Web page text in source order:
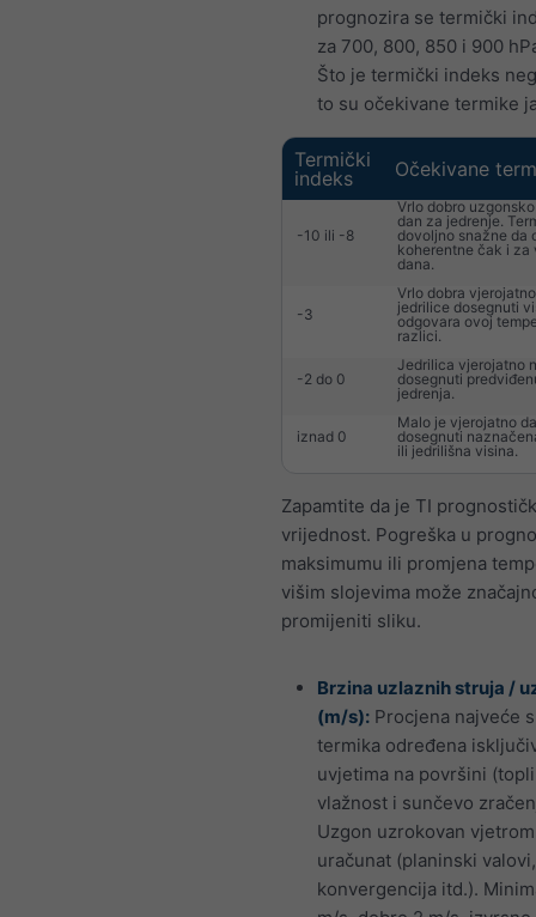
prognozira se termički
za 700, 800, 850 i 900
Što je termički indeks
to su očekivane termike
Termički
indeks
Očekivane
-10 ili -8
Vrlo dobro
dan za jedrenje.
dovoljno snažne da
koherentne čak i za
dana.
-3
Vrlo dobra
jedrilice dosegnuti
odgovara ovoj
razlici.
-2 do 0
Jedrilica vjerojatno
dosegnuti
jedrenja.
iznad 0
Malo je vjerojatno
dosegnuti
ili jedrilišna visina.
Zapamtite da je TI
vrijednost. Pogreška u
maksimumu ili promjena
višim slojevima može
promijeniti sliku.
Brzina uzlaznih struja /
(m/s): Procjena najveće
termika određena
uvjetima na površini
vlažnost i sunčevo
Uzgon uzrokovan
uračunat (planinski valovi,
konvergencija itd.).